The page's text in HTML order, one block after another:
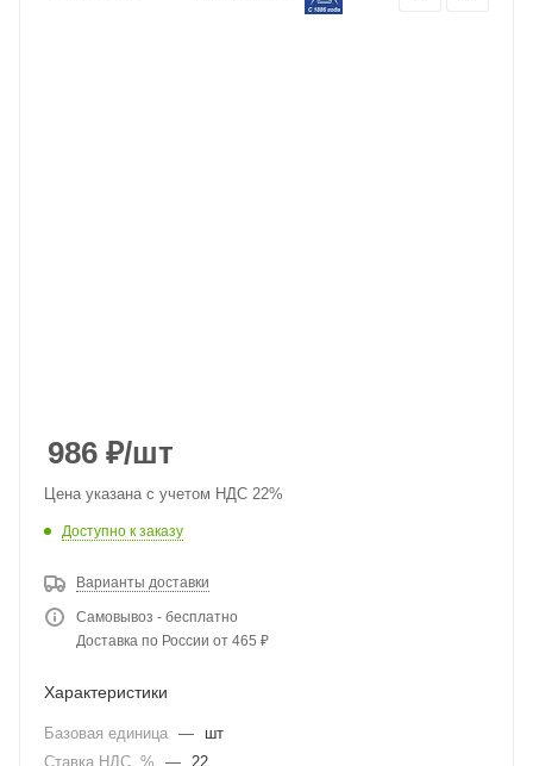
986 ₽/шт
Цена указана с учетом НДС 22%
Доступно к заказу
Варианты доставки
Самовывоз - бесплатно
Доставка по России от 465 ₽
Характеристики
Базовая единица —
шт
Ставка НДС, %
— 22